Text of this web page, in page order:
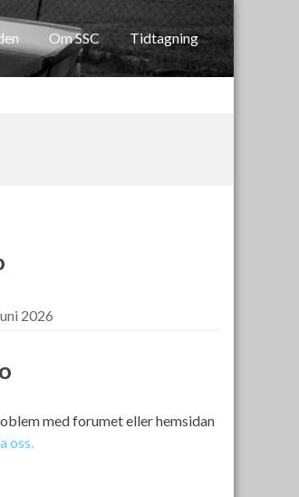
Om SSC Tidtagning
2026
med forumet eller hemsidan
oss.